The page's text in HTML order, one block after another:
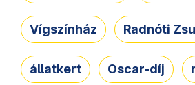
Vígszínház Radnóti
állatkert Oscar-díj